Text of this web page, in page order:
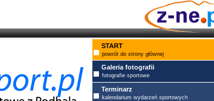
START
powrót do strony głównej
Galeria fotografii
fotografie sportowe
Terminarz
kalendarium wydarzeń sportowych